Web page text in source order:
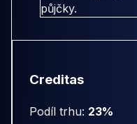
půjčky.
Creditas
Podíl trhu: 23%